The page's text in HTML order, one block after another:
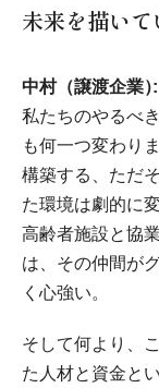
未来を描いて
中村（譲渡企業）
私たちのやるべ
も何一つ変わり
構築する、ただ
た環境は劇的に
高齢者施設と協
は、その仲間が
く心強い。
そして何より、
た人材と資金と